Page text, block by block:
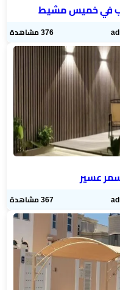
في خميس مشيط
376 مشاهدة
عسير
367 مشاهدة